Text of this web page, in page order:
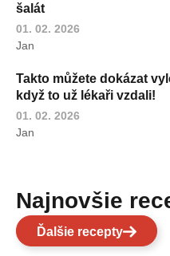
šalát
01. 02. 2026
Jan
Takto můžete dokázat
když to už lékaři vzdali!
01. 02. 2026
Jan
Najnovšie
Ďalšie recepty